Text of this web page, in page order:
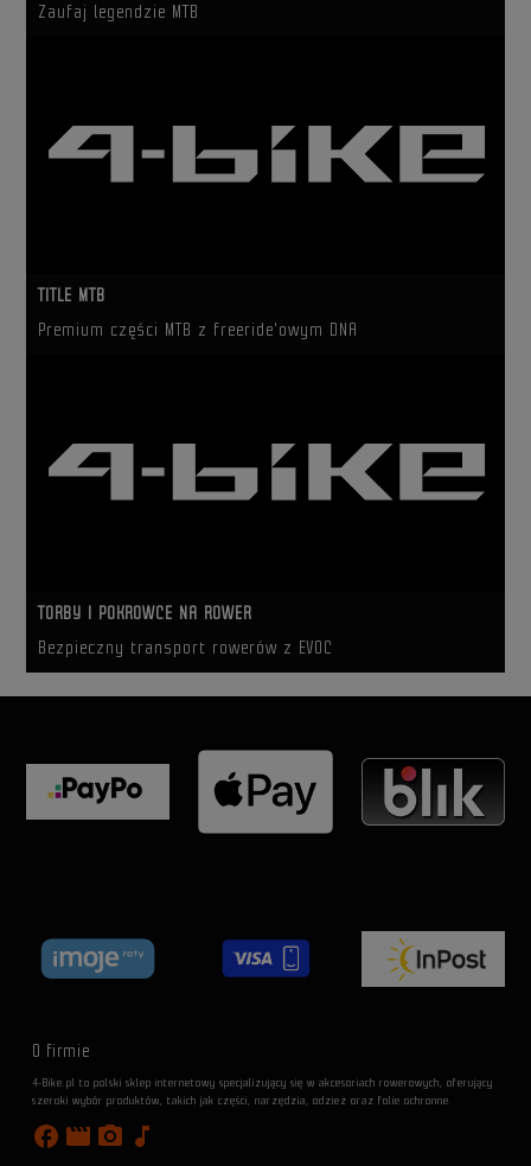
Zaufaj legendzie MTB
TITLE MTB
Premium części MTB z freeride'owym DNA
TORBY I POKROWCE NA ROWER
Bezpieczny transport rowerów z EVOC
O firmie
4-Bike.pl to polski sklep internetowy specjalizujący się w akcesoriach rowerowych, oferujący
szeroki wybór produktów, takich jak części, narzędzia, odzież oraz folie ochronne.
facebook movie photo_camera music_note